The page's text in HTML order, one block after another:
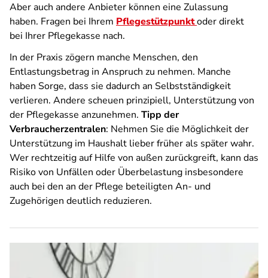
Aber auch andere Anbieter können eine Zulassung
haben. Fragen bei Ihrem Pflegestützpunktoder direkt
bei Ihrer Pflegekasse nach.
In der Praxis zögern manche Menschen, den
Entlastungsbetrag in Anspruch zu nehmen. Manche
haben Sorge, dass sie dadurch an Selbstständigkeit
verlieren. Andere scheuen prinzipiell, Unterstützung von
der Pflegekasse anzunehmen. Tipp der
Verbraucherzentralen: Nehmen Sie die Möglichkeit der
Unterstützung im Haushalt lieber früher als später wahr.
Wer rechtzeitig auf Hilfe von außen zurückgreift, kann das
Risiko von Unfällen oder Überbelastung insbesondere
auch bei den an der Pflege beteiligten An- und
Zugehörigen deutlich reduzieren.